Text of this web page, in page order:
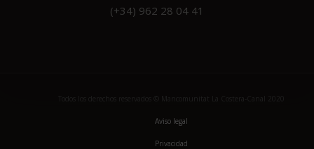
(+34) 962 28 04 41
Aviso legal
Privacidad